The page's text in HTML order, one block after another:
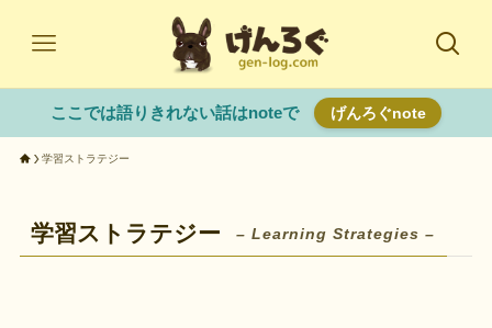
ここでは語りきれない話はnoteで げんろぐnote
学習ストラテジー
学習ストラテジー – Learning Strategies –